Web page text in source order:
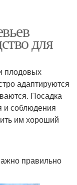
для
плодовых
адаптируются
Посадка
и соблюдения
им хороший
правильно